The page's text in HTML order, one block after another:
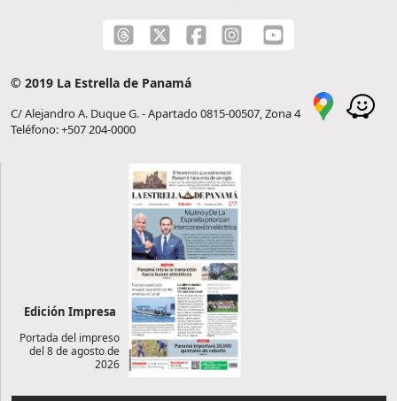
© 2019 La Estrella de Panamá
C/ Alejandro A. Duque G. - Apartado 0815-00507, Zona 4
Teléfono: +507 204-0000
Edición Impresa
Portada del impreso
del 8 de agosto de
2026